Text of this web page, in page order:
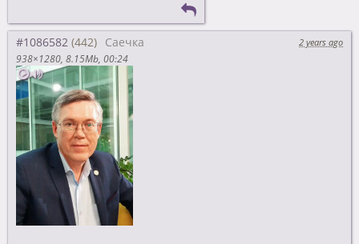
#1086582 Саечка
2 years ago
938×1280 8.15Mb 00:24